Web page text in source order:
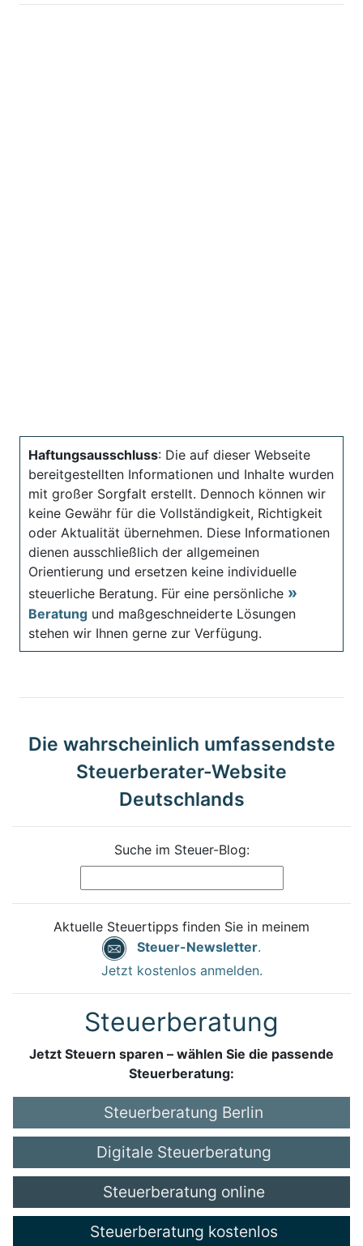
Haftungsausschluss: Die auf dieser Webseite
bereitgestellten Informationen und Inhalte wurden
mit großer Sorgfalt erstellt. Dennoch können wir
keine Gewähr für die Vollständigkeit, Richtigkeit
oder Aktualität übernehmen. Diese Informationen
dienen ausschließlich der allgemeinen
Orientierung und ersetzen keine individuelle
steuerliche Beratung. Für eine persönliche
Beratung und maßgeschneiderte Lösungen
stehen wir Ihnen gerne zur Verfügung.
Die wahrscheinlich umfassendste
Steuerberater-Website
Deutschlands
Suche im Steuer-Blog:
Aktuelle Steuertipps finden Sie in meinem
Steuer-Newsletter.
Jetzt kostenlos anmelden.
Steuerberatung
Jetzt Steuern sparen – wählen Sie die passende
Steuerberatung:
Steuerberatung Berlin
Digitale Steuerberatung
Steuerberatung online
Steuerberatung kostenlos